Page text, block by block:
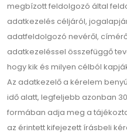
megbízott feldolgozó által
adatkezelés céljáról,
adatfeldolgozó nevéről,
adatkezeléssel összefüggő
hogy kik és milyen célból
Az adatkezelő a kérelem
idő alatt, legfeljebb azonban
formában adja meg a
az érintett kifejezett írásbeli